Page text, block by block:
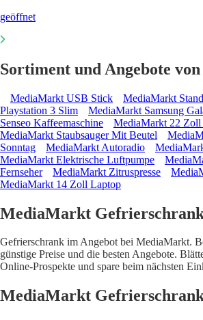
geöffnet
Sortiment und Angebote
MediaMarkt USB Stick MediaMarkt
Playstation 3 Slim
MediaMarkt Samsung
Senseo Kaffeemaschine
MediaMarkt 22 Zoll
MediaMarkt Staubsauger Mit Beutel
Sonntag
MediaMarkt Autoradio
MediaMarkt Elektrische Luftpumpe
Fernseher
MediaMarkt Zitruspresse
MediaMarkt 14 Zoll Laptop
MediaMarkt
Gefrierschrank im Angebot bei MediaMarkt.
günstige Preise und die besten Angebote.
Online-Prospekte und spare beim nächsten
MediaMarkt